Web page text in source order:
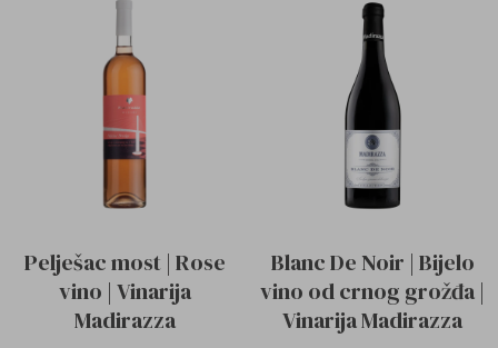
Pelješac most | Rose
vino | Vinarija
Madirazza
Blanc De Noir | Bijelo
vino od crnog grožđa |
Vinarija Madirazza